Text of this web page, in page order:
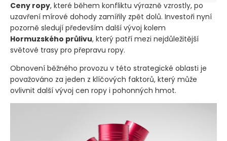
Ceny ropy, které během konfliktu výrazně vzrostly, po
uzavření mírové dohody zamířily zpět dolů. Investoři nyní
pozorně sledují především další vývoj kolem
Hormuzského průlivu, který patří mezi nejdůležitější
světové trasy pro přepravu ropy.
Obnovení běžného provozu v této strategické oblasti je
považováno za jeden z klíčových faktorů, který může
ovlivnit další vývoj cen ropy i pohonných hmot.